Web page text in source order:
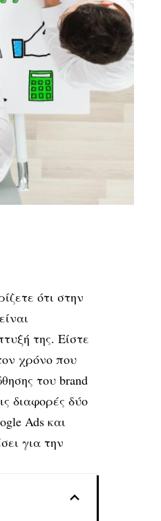
ότι στην
της. Είστε
χρόνο που
του brand
διαφορές δύο
Ads και
για την